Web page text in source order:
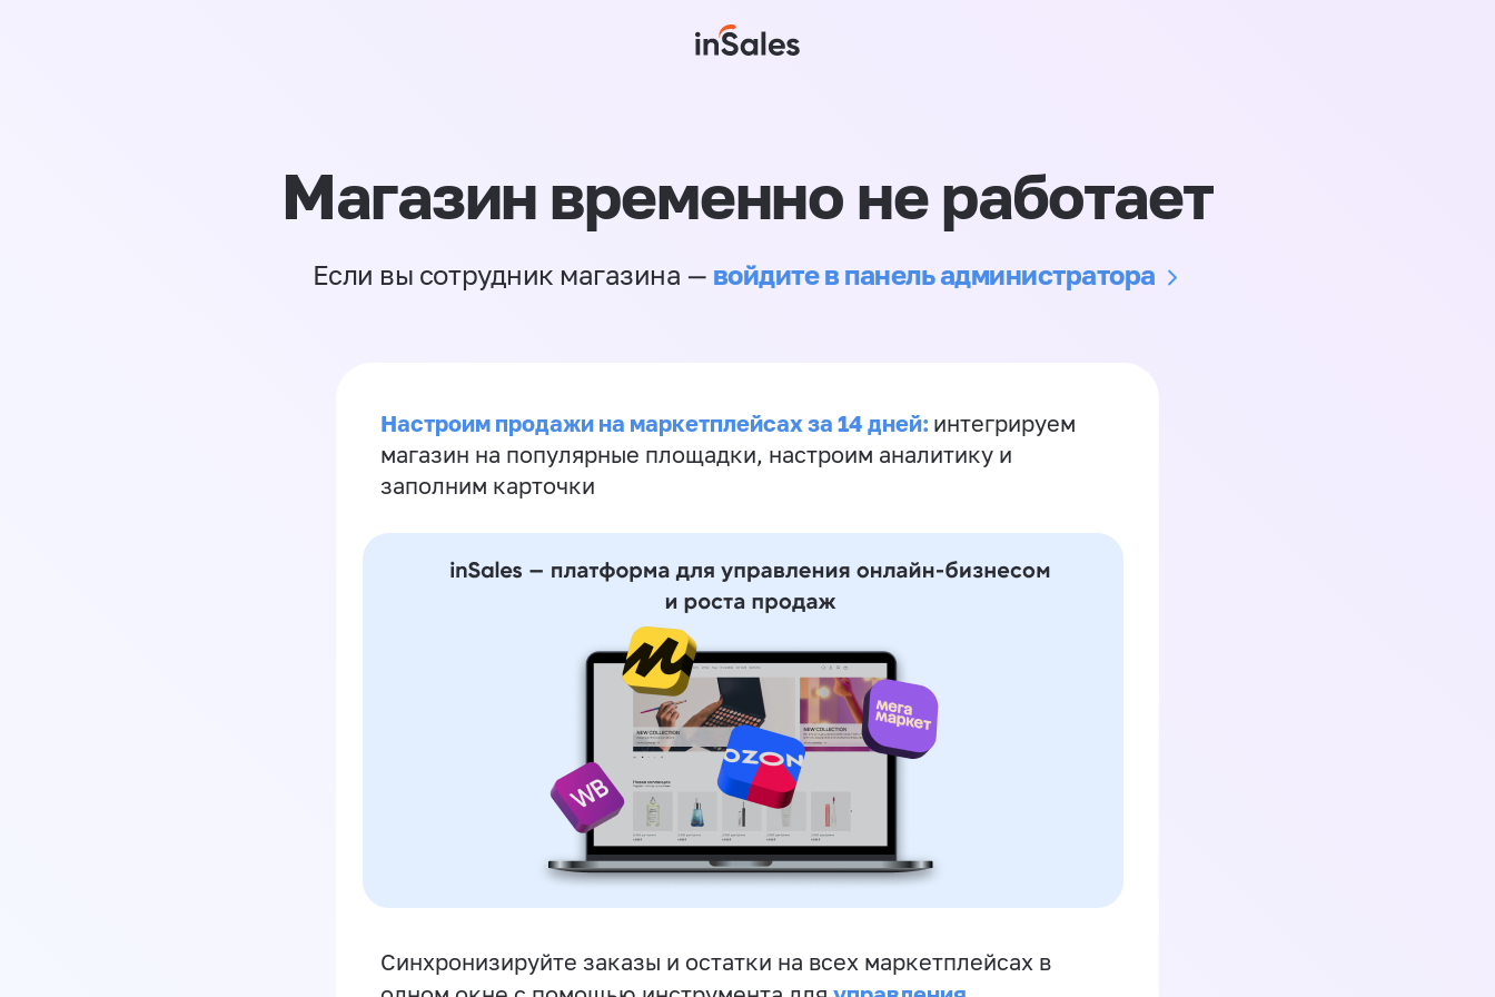
Магазин временно не работает
Если вы сотрудник магазина — войдите в панель администратора
Настроим продажи на маркетплейсах за 14 дней: интегрируем
магазин на популярные площадки, настроим аналитику и
заполним карточки
Синхронизируйте заказы и остатки на всех маркетплейсах в